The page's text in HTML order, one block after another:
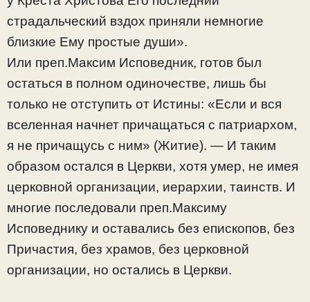
страдальческий вздох приняли немногие
близкие Ему простые души».
Или преп.Максим Исповедник, готов был
остаться в полном одиночестве, лишь бы
только не отступить от Истины: «Если и вся
вселенная начнет причащаться с патриархом,
я не причащусь с ним» (Житие). — И таким
образом остался в Церкви, хотя умер, не имея
церковной организации, иерархии, таинств. И
многие последовали преп.Максиму
Исповеднику и оставались без епископов, без
Причастия, без храмов, без церковной
организации, но остались в Церкви.